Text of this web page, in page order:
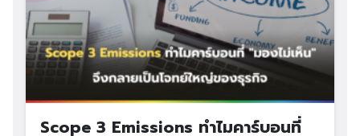
Scope 3 Emissions ทำไมคาร์บอนที่